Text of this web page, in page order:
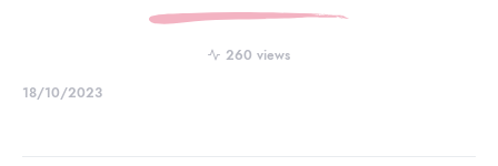
260 views
18/10/2023